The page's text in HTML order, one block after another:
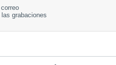
grabaciones